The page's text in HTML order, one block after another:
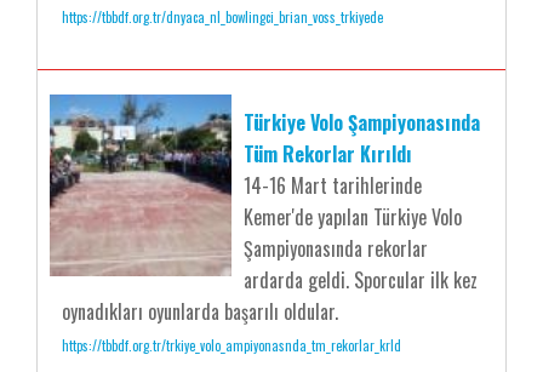
https://tbbdf.org.tr/dnyaca_nl_bowlingci_brian_voss_trkiyede
Türkiye Volo Şampiyonasında
Tüm Rekorlar Kırıldı
14-16 Mart tarihlerinde
Kemer'de yapılan Türkiye Volo
Şampiyonasında rekorlar
ardarda geldi. Sporcular ilk kez
oynadıkları oyunlarda başarılı oldular.
https://tbbdf.org.tr/trkiye_volo_ampiyonasnda_tm_rekorlar_krld